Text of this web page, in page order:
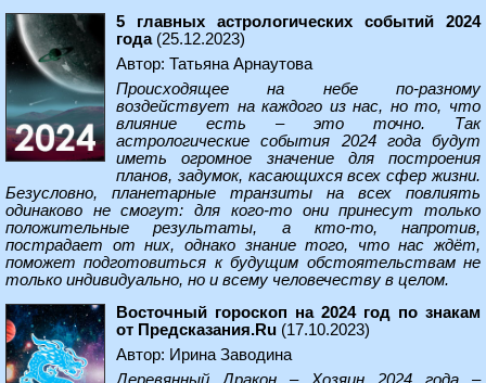
5 главных астрологических событий 2024
года(25.12.2023)
Автор: Татьяна Арнаутова
Происходящее на небе по-разному
воздействует на каждого из нас, но то, что
влияние есть – это точно. Так
астрологические события 2024 года будут
иметь огромное значение для построения
планов, задумок, касающихся всех сфер жизни.
Безусловно, планетарные транзиты на всех повлиять
одинаково не смогут: для кого-то они принесут только
положительные результаты, а кто-то, напротив,
пострадает от них, однако знание того, что нас ждёт,
поможет подготовиться к будущим обстоятельствам не
только индивидуально, но и всему человечеству в целом.
Восточный гороскоп на 2024 год по знакам
от Предсказания.Ru (17.10.2023)
Автор: Ирина Заводина